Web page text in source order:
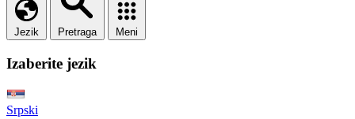
Jezik Pretraga Meni
Izaberite jezik
Srpski